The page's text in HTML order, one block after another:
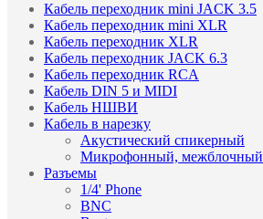
Кабель переходник mini JACK 3.5
Кабель переходник mini XLR
Кабель переходник XLR
Кабель переходник JACK 6.3
Кабель переходник RCA
Кабель DIN 5 и MIDI
Кабель НШВИ
Кабель в нарезку
Акустический спикерный
Микрофонный, межблочный
Разъемы
1/4' Phone
BNC